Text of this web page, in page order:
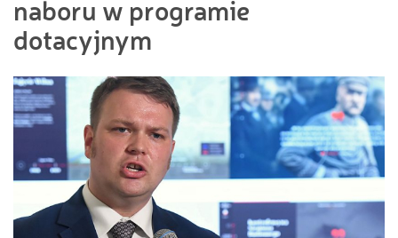
naboru w programie
dotacyjnym